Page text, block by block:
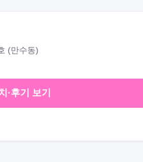
(만수동)
·후기 보기